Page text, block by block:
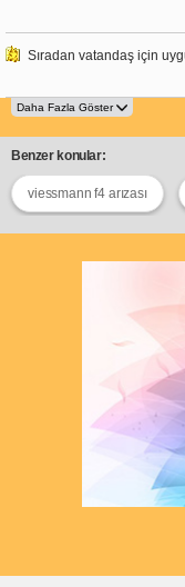
Sıradan vatandaş için
Benzer konular:
viessmann f4 arızası